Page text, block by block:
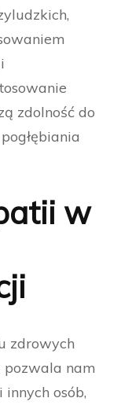
zdolność do
w
zdrowych
pozwala nam
osób,